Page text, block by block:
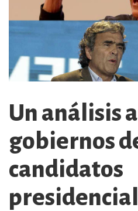
Un análisis
gobiernos
candidatos